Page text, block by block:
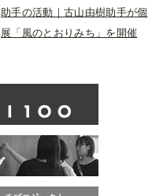
助手の活動｜古山由樹助手が個
展「風のとおりみち」を開催